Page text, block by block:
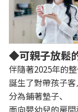
◆可親子放鬆
伴隨著2025年的整
誕生了對帶孩子客
分為鋪著墊子、
面向嬰幼兒的房